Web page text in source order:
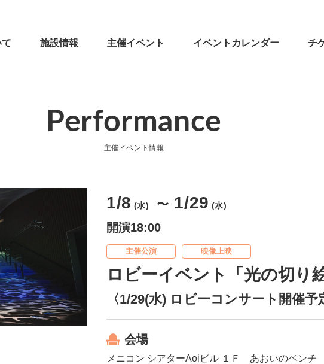
施設情報 主催イベント イベントカレンダー チ
Performance
主催イベント情報
1/8 (水) 〜 1/29 (水)
開演18:00
主催公演 映像上映
ロビーイベント「光の切り
〈1/29(水) ロビーコンサート開催予
会場
メニコン シアターAoiビル １Ｆ あおいのベンチ